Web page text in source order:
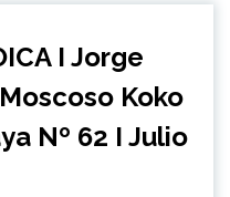
I Jorge
Koko
Nº 62 I Julio